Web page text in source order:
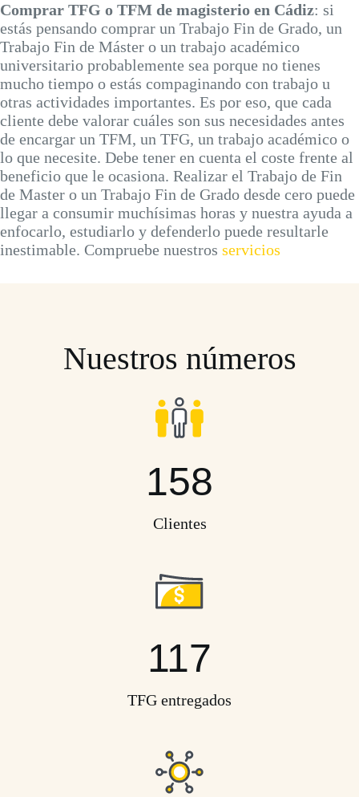
Comprar TFG o TFM de magisterio en Cádiz: si
estás pensando comprar un Trabajo Fin de Grado, un
Trabajo Fin de Máster o un trabajo académico
universitario probablemente sea porque no tienes
mucho tiempo o estás compaginando con trabajo u
otras actividades importantes. Es por eso, que cada
cliente debe valorar cuáles son sus necesidades antes
de encargar un TFM, un TFG, un trabajo académico o
lo que necesite. Debe tener en cuenta el coste frente al
beneficio que le ocasiona. Realizar el Trabajo de Fin
de Master o un Trabajo Fin de Grado desde cero puede
llegar a consumir muchísimas horas y nuestra ayuda a
enfocarlo, estudiarlo y defenderlo puede resultarle
inestimable. Compruebe nuestros servicios
Nuestros números
158
Clientes
117
TFG entregados